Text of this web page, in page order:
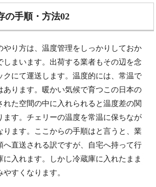
の手順・方法02
やり方は、温度管理をしっかりしておか
しまいます。出荷する業者もその辺を念
クにて運送します。温度的には、常温で
あります。暖かい気候で育つこの日本の
れた空間の中に入れられると温度差の関
ます。チェリーの温度を常温に保ちなが
ります。ここからの手順はと言うと、業
へ直送される訳ですが、自宅へ持って行
に入れます。しかし冷蔵庫に入れたまま
すくなります。